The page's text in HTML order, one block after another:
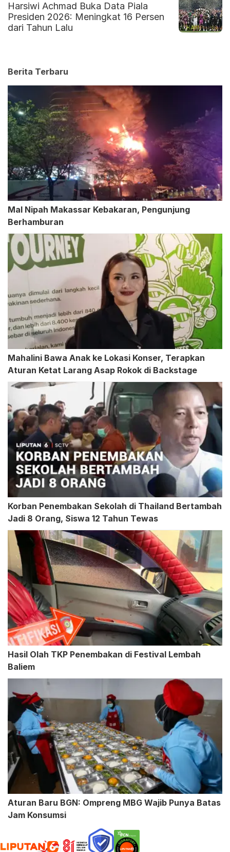
Harsiwi Achmad Buka Data Piala
Presiden 2026: Meningkat 16 Persen
dari Tahun Lalu
Berita Terbaru
Mal Nipah Makassar Kebakaran, Pengunjung
Berhamburan
Mahalini Bawa Anak ke Lokasi Konser, Terapkan
Aturan Ketat Larang Asap Rokok di Backstage
Korban Penembakan Sekolah di Thailand Bertambah
Jadi 8 Orang, Siswa 12 Tahun Tewas
Hasil Olah TKP Penembakan di Festival Lembah
Baliem
Aturan Baru BGN: Ompreng MBG Wajib Punya Batas
Jam Konsumsi